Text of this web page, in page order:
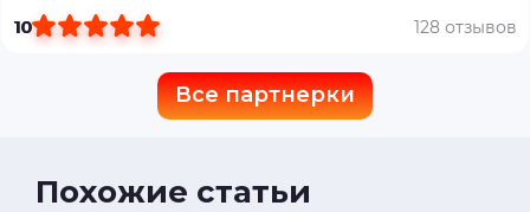
10 128 отзывов
Все партнерки
Похожие статьи